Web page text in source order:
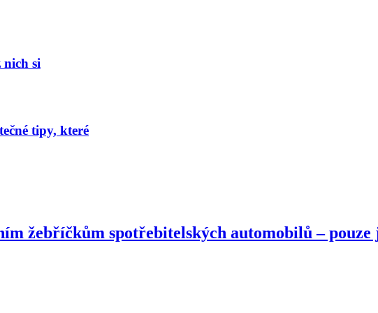
si
tipy, které
žebříčkům spotřebitelských automobilů – pouze